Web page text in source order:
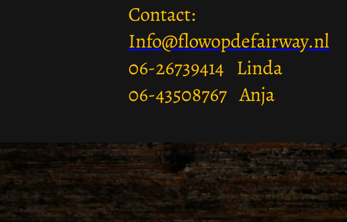
Contact:
Info@flowopdefairway.nl
06-26739414 Linda
06-43508767 Anja